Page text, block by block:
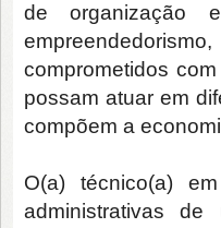
de organização
comprometidos
possam atuar em
compõem a
O(a) técnico(a)
administrativas